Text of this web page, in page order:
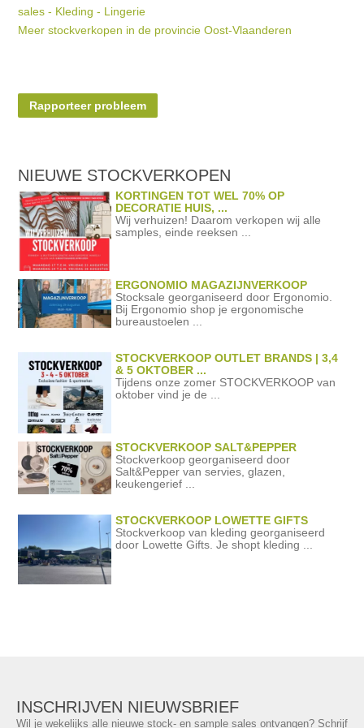
sales - Kleding - Lingerie
Meer stockverkopen in de provincie Oost-Vlaanderen
Rapporteer probleem
NIEUWE STOCKVERKOPEN
KORTINGEN TOT WEL 70% OP
DECORATIE HUIS, ...
Wij verhuizen! Daarom verkopen wij alle
samples, einde reeksen ...
ERGONOMIO MAGAZIJNVERKOOP
Stocksale georganiseerd door Ergonomio.
Bij Ergonomio shop je ergonomische
bureaustoelen ...
STOCKVERKOOP OUTLET BRANDS | 3,4
& 5 OKTOBER ...
Tijdens onze zomer STOCKVERKOOP van
oktober vind je de ...
STOCKVERKOOP SALT&PEPPER
Stockverkoop georganiseerd door
Salt&Pepper van servies, glazen,
keukengerief ...
STOCKVERKOOP LOWETTE GIFTS
Stockverkoop van kleding georganiseerd
door Lowette Gifts. Je shopt kleding ...
INSCHRIJVEN NIEUWSBRIEF
Wil je wekelijks alle nieuwe stock- en sample sales ontvangen? Schrijf